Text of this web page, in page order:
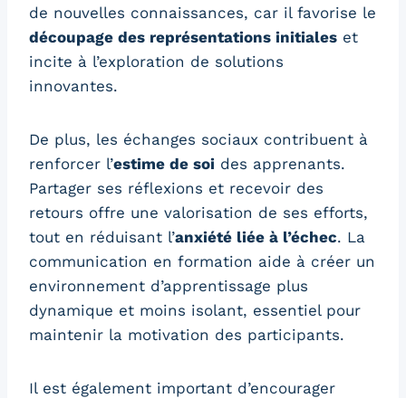
de nouvelles connaissances, car il favorise le
découpage des représentations initiales et
incite à l’exploration de solutions
innovantes.
De plus, les échanges sociaux contribuent à
renforcer l’estime de soi des apprenants.
Partager ses réflexions et recevoir des
retours offre une valorisation de ses efforts,
tout en réduisant l’anxiété liée à l’échec. La
communication en formation aide à créer un
environnement d’apprentissage plus
dynamique et moins isolant, essentiel pour
maintenir la motivation des participants.
Il est également important d’encourager